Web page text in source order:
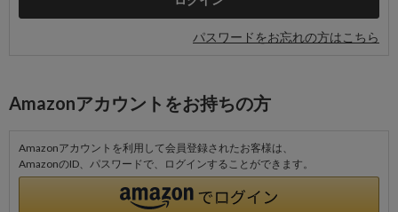
パスワードをお忘れの方はこちら
Amazonアカウントをお持ちの方
Amazonアカウントを利用して会員登録されたお客様は、
AmazonのID、パスワードで、ログインすることができます。